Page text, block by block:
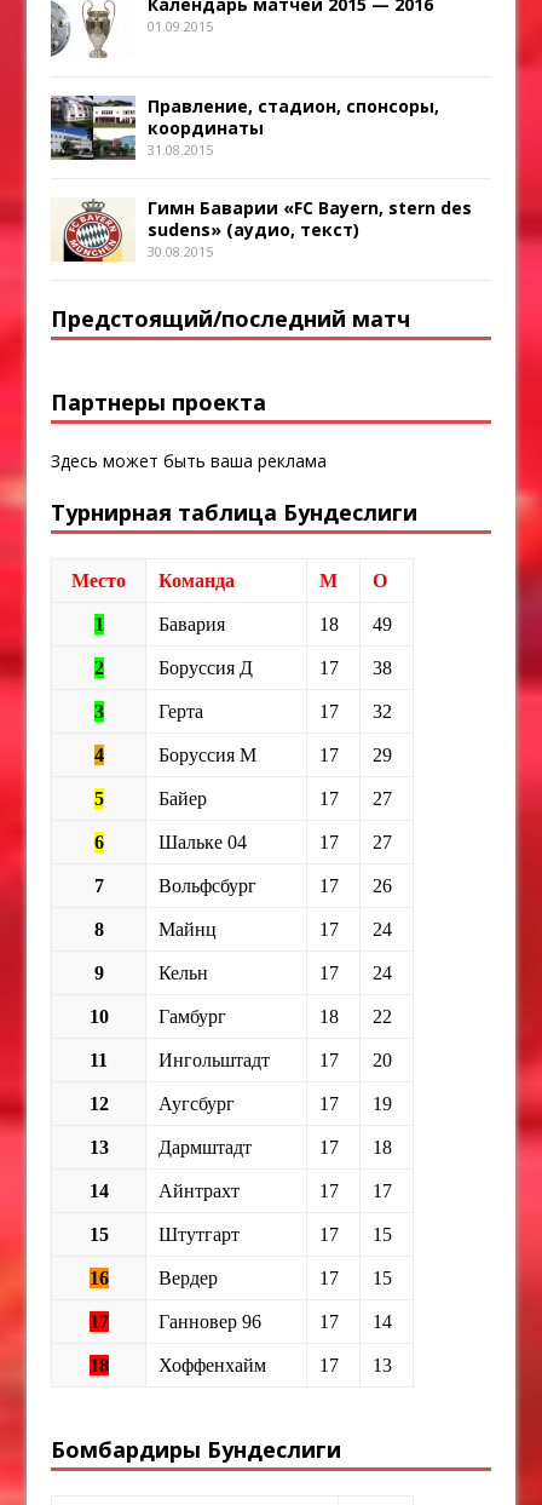
01.09.2015
Правление, стадион, спонсоры,
координаты
31.08.2015
Гимн Баварии «FC Bayern, stern des
sudens» (аудио, текст)
30.08.2015
Предстоящий/последний матч
Партнеры проекта
Здесь может быть ваша реклама
Турнирная таблица Бундеслиги
Место Команда М О
1 Бавария 18 49
2 Боруссия Д 17 38
3 Герта 17 32
4 Боруссия М 17 29
5 Байер 17 27
6 Шальке 04 17 27
7 Вольфсбург 17 26
8 Майнц 17 24
9 Кельн 17 24
10 Гамбург 18 22
11 Ингольштадт 17 20
12 Аугсбург 17 19
13 Дармштадт 17 18
14 Айнтрахт 17 17
15 Штутгарт 17 15
16 Вердер 17 15
17 Ганновер 96 17 14
18 Хоффенхайм 17 13
Бомбардиры Бундеслиги